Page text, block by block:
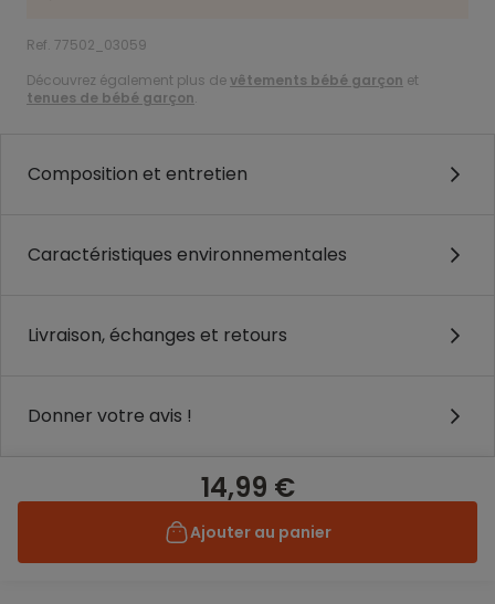
Ref. 77502_03059
Découvrez également plus devêtements bébé garçon et
tenues de bébé garçon.
Composition et entretien
Caractéristiques environnementales
Livraison, échanges et retours
Donner votre avis !
14,99 €
Ajouter au panier